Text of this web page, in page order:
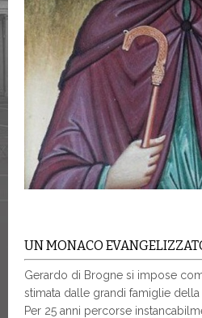
UN MONACO
Gerardo di Brogne si impose
stimata dalle grandi famiglie della
Per 25 anni percorse